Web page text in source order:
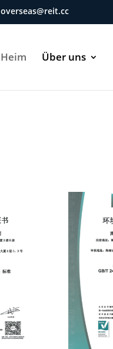
overseas@reit.cc
Heim Über uns